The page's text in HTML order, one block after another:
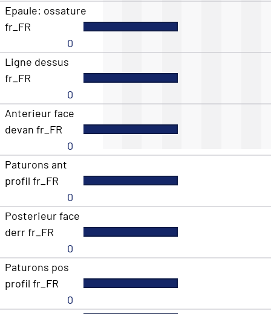
Epaule: ossature
fr_FR
0
Ligne dessus
fr_FR
0
Anterieur face
devan fr_FR
0
Paturons ant
profil fr_FR
0
Posterieur face
derr fr_FR
0
Paturons pos
profil fr_FR
0